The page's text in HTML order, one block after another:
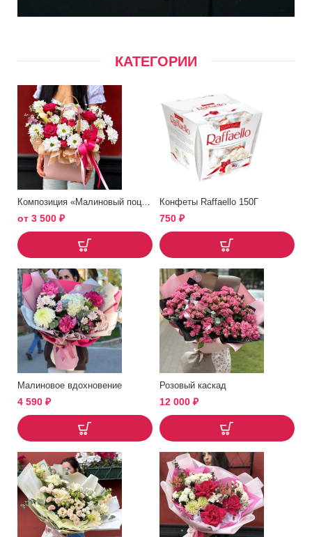
КАТЕГОРИИ
от 3 500 ₽
Конфеты Raffaello 150Г
750 ₽
Малиновое вдохновение
4 590 ₽
Розовый каскад
12 000 ₽